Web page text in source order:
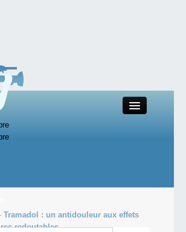
AIL
Tramadol : un antidouleur aux effets
redoutables